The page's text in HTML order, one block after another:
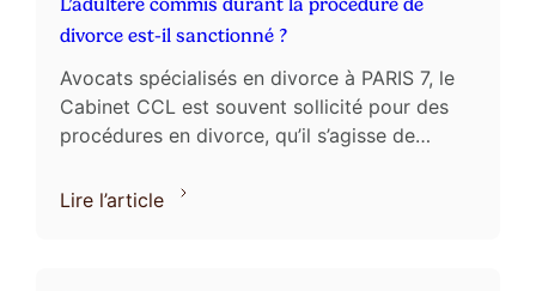
L’adultère commis durant la procédure de
divorce est-il sanctionné ?
Avocats spécialisés en divorce à PARIS 7, le
Cabinet CCL est souvent sollicité pour des
procédures en divorce, qu’il s’agisse de
arrive ...
Lire l’article